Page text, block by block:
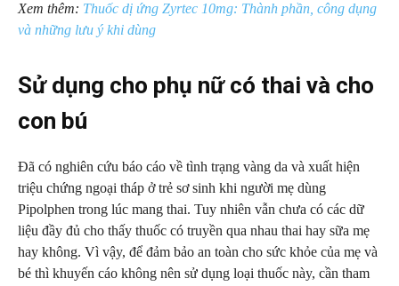
Xem thêm: Thuốc dị ứng Zyrtec 10mg: Thành phần, công dụng
và những lưu ý khi dùng
Sử dụng cho phụ nữ có thai và cho
con bú
Đã có nghiên cứu báo cáo về tình trạng vàng da và xuất hiện
triệu chứng ngoại tháp ở trẻ sơ sinh khi người mẹ dùng
Pipolphen trong lúc mang thai. Tuy nhiên vẫn chưa có các dữ
liệu đầy đủ cho thấy thuốc có truyền qua nhau thai hay sữa mẹ
hay không. Vì vậy, để đảm bảo an toàn cho sức khỏe của mẹ và
bé thì khuyến cáo không nên sử dụng loại thuốc này, cần tham